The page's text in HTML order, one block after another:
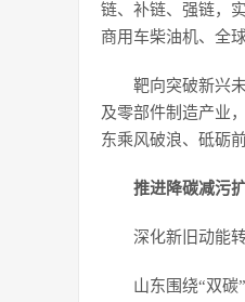
链、补链、强链，
商用车柴油机、全
靶向突破新兴
及零部件制造产业
东乘风破浪、砥砺
推进降碳减污
深化新旧动能
山东围绕“双